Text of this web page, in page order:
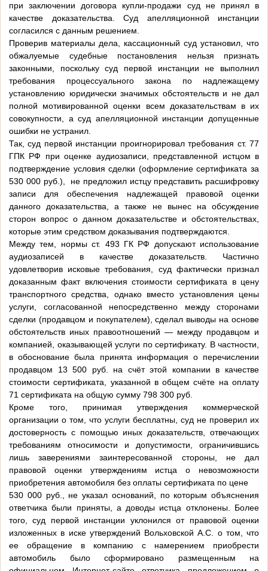
при заключении договора купли-продажи суд не принял в
качестве доказательства. Суд апелляционной инстанции
согласился с данным решением.
Проверив материалы дела, кассационный суд установил, что
обжалуемые судебные постановления нельзя признать
законными, поскольку суд первой инстанции не выполнил
требования процессуального закона по надлежащему
установлению юридически значимых обстоятельств и не дал
полной мотивированной оценки всем доказательствам в их
совокупности, а суд апелляционной инстанции допущенные
ошибки не устранил.
Так, суд первой инстанции проигнорировал требования ст. 77
ГПК РФ при оценке аудиозаписи, представленной истцом в
подтверждение условия сделки (оформление сертификата за
530 000 руб.), не предложил истцу представить расшифровку
записи для обеспечения надлежащей правовой оценки
данного доказательства, а также не вынес на обсуждение
сторон вопрос о данном доказательстве и обстоятельствах,
которые этим средством доказывания подтверждаются.
Между тем, нормы ст. 493 ГК РФ допускают использование
аудиозаписей в качестве доказательств. Частично
удовлетворив исковые требования, суд фактически признал
доказанным факт включения стоимости сертификата в цену
транспортного средства, однако вместо установления цены
услуги, согласованной непосредственно между сторонами
сделки (продавцом и покупателем), сделал выводы на основе
обстоятельств иных правоотношений — между продавцом и
компанией, оказывающей услуги по сертификату. В частности,
в обоснование была принята информация о перечислении
продавцом 13 500 руб. на счёт этой компании в качестве
стоимости сертификата, указанной в общем счёте на оплату
71 сертификата на общую сумму 798 300 руб.
Кроме того, принимая утверждения коммерческой
организации о том, что услуги бесплатны, суд не проверил их
достоверность с помощью иных доказательств, отвечающих
требованиям относимости и допустимости, ограничившись
лишь заверениями заинтересованной стороны, не дал
правовой оценки утверждениям истца о невозможности
приобретения автомобиля без оплаты сертификата по цене
530 000 руб., не указал оснований, по которым объяснения
ответчика были приняты, а доводы истца отклонены. Более
того, суд первой инстанции уклонился от правовой оценки
изложенных в иске утверждений Вольховской А.С. о том, что
ее обращение в компанию с намерением приобрести
автомобиль было сформировано размещенным на